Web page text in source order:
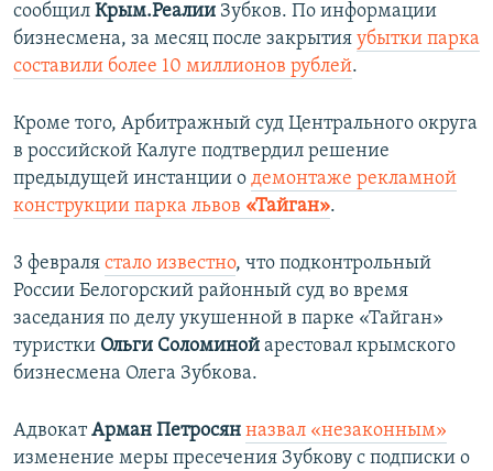
сообщил Крым.Реалии Зубков. По информации
бизнесмена, за месяц после закрытия убытки парка
составили более 10 миллионов рублей.
Кроме того, Арбитражный суд Центрального округа
в российской Калуге подтвердил решение
предыдущей инстанции о демонтаже рекламной
конструкции парка львов «Тайган».
3 февраля стало известно, что подконтрольный
России Белогорский районный суд во время
заседания по делу укушенной в парке «Тайган»
туристки Ольги Соломиной арестовал крымского
бизнесмена Олега Зубкова.
АдвокатАрман Петросян назвал «незаконным»
изменение меры пресечения Зубкову с подписки о